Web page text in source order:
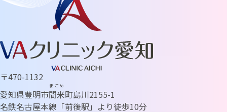
〒470-1132
愛知県豊明市間米
まごめ
町島川2155-1
名鉄名古屋本線「前後駅」より徒歩10分